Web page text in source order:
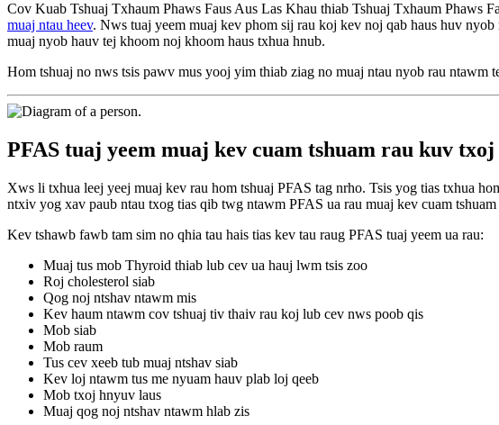
Cov Kuab Tshuaj Txhaum Phaws Faus Aus Las Khau thiab Tshuaj Txhaum Phaws
muaj ntau heev. Nws tuaj yeem muaj kev phom sij rau koj kev noj qab haus huv
muaj nyob hauv tej khoom noj khoom haus txhua hnub.
Hom tshuaj no nws tsis pawv mus yooj yim thiab ziag no muaj ntau nyob rau
PFAS tuaj yeem muaj kev cuam tshuam rau kuv
Xws li txhua leej yeej muaj kev rau hom tshuaj PFAS tag nrho. Tsis yog tias txhua
ntxiv yog xav paub ntau txog tias qib twg ntawm PFAS ua rau muaj kev cuam
Kev tshawb fawb tam sim no qhia tau hais tias kev tau raug PFAS tuaj yeem ua rau:
Muaj tus mob Thyroid thiab lub cev ua hauj lwm tsis zoo
Roj cholesterol siab
Qog noj ntshav ntawm mis
Kev haum ntawm cov tshuaj tiv thaiv rau koj lub cev nws poob qis
Mob siab
Mob raum
Tus cev xeeb tub muaj ntshav siab
Kev loj ntawm tus me nyuam hauv plab loj qeeb
Mob txoj hnyuv laus
Muaj qog noj ntshav ntawm hlab zis